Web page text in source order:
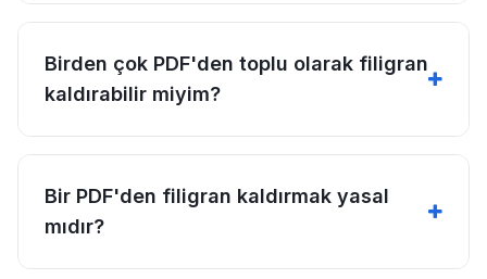
Birden çok PDF'den toplu olarak filigran
kaldırabilir miyim?
Bir PDF'den filigran kaldırmak yasal
mıdır?